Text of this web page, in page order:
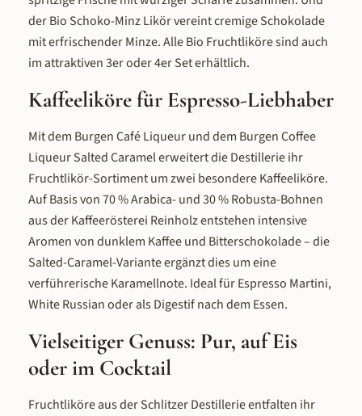
in Crème brûlée oder als Topping für heiße
Schokolade. Besonders in Kombination mit
Likör sein volles Potenzial. Für
Kaffeeliebhaber, Genießer und als Geschenk
Der Burgen Coffee Liqueur Salted Caramel
Kombination aus intensivem Espresso und
gesalzenem Karamell schätzen. In der 0,5-
eignet sich als geschmackvolles Geschenk
für Kaffee- und Likörliebhaber, als
Bereicherung für die Hausbar und als
vielseitige Zutat für kreative Cocktails und
Desserts. Auch als 50-ml-Miniatur erhältlich
Mitbringsel. Wer die Kaffeewelt unserer
Burgen-Serie vergleichen möchte, findet im
Burgen Café Liqueur den puren Kaffeelikör
mit Bitterschokoladennoten, im Burgen
Nussler eine nussige Spirituose, die in
Cocktails hervorragend mit der Salted-
Caramel-Variante harmoniert, und im
Whisky Liqueur einen Likör, der Vanille und
zum Vorteilspreis erhältlich.
der Bio Schoko-Minz Likör vereint cremige Schokolade
mit erfrischender Minze. Alle Bio Fruchtliköre sind auch
im attraktiven 3er oder 4er Set erhältlich.
Kaffeeliköre für Espresso-Liebhaber
Mit dem Burgen Café Liqueur und dem Burgen Coffee
Liqueur Salted Caramel erweitert die Destillerie ihr
Fruchtlikör-Sortiment um zwei besondere Kaffeeliköre.
Auf Basis von 70 % Arabica- und 30 % Robusta-Bohnen
aus der Kaffeerösterei Reinholz entstehen intensive
Aromen von dunklem Kaffee und Bitterschokolade – die
Salted-Caramel-Variante ergänzt dies um eine
verführerische Karamellnote. Ideal für Espresso Martini,
White Russian oder als Digestif nach dem Essen.
Vielseitiger Genuss: Pur, auf Eis
oder im Cocktail
Fruchtliköre aus der Schlitzer Destillerie entfalten ihr